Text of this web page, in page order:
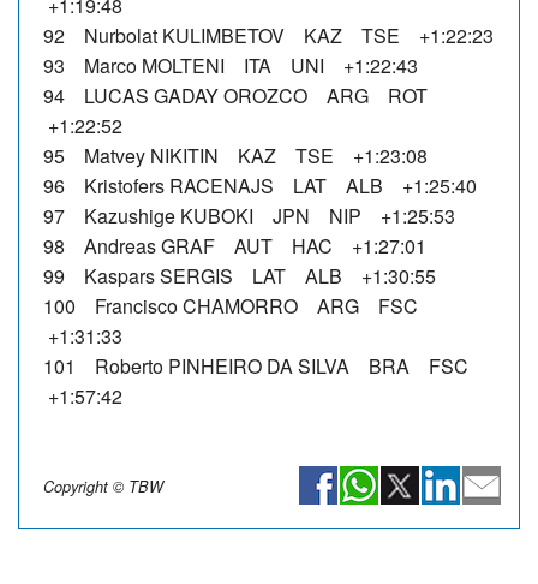
92 Nurbolat KULIMBETOV KAZ TSE +1:22:23
93 Marco MOLTENI ITA UNI +1:22:43
94 LUCAS GADAY OROZCO ARG ROT
+1:22:52
95 Matvey NIKITIN KAZ TSE +1:23:08
96 Kristofers RACENAJS LAT ALB +1:25:40
97 Kazushige KUBOKI JPN NIP +1:25:53
98 Andreas GRAF AUT HAC +1:27:01
99 Kaspars SERGIS LAT ALB +1:30:55
100 Francisco CHAMORRO ARG FSC
+1:31:33
101 Roberto PINHEIRO DA SILVA BRA FSC
+1:57:42
Copyright © TBW